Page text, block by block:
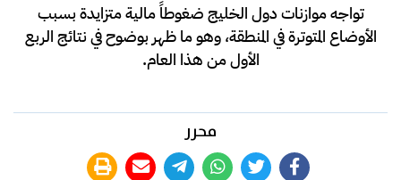
تواجه موازنات دول الخليج ضغوطاً مالية متزايدة بسبب
الأوضاع المتوترة في المنطقة، وهو ما ظهر بوضوح في نتائج الربع
الأول من هذا العام.
محرر